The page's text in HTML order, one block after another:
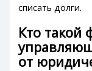
списать долги.
Кто такой
от